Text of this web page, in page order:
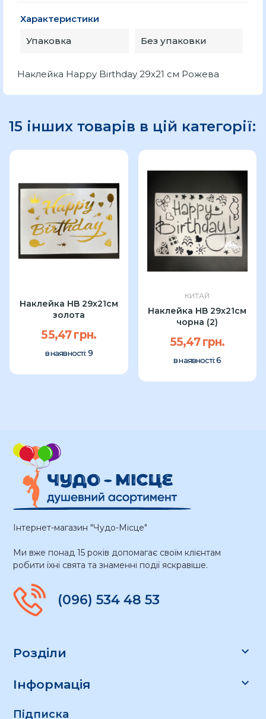
Характеристики
Упаковка
Без упаковки
Наклейка Happy Birthday 29x21 см Рожева
15 інших товарів в цій категорії:
Наклейка HB 29x21см
золота
55,47 грн.
в наявності: 9
КИТАЙ
Наклейка HB 29x21см
чорна (2)
55,47 грн.
в наявності:6
Інтернет-магазин "Чудо-Місце"
Ми вже понад 15 років допомагає своїм клієнтам
робити їхні свята та знаменні події яскравіше.
(096) 534 48 53
Розділи 
Інформація 
Підписка